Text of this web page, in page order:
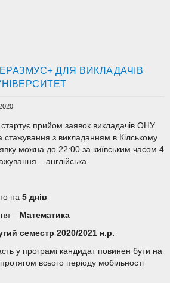
ДЛЯ ВИКЛАДАЧІВ
прийом заявок викладачів ОНУ
стажування з викладанням в Кілському
можна до 22:00 за київським часом 4
– англійська.
на 5 днів
– Математика
ий семестр 2020/2021 н.р.
у програмі кандидат повинен бути на
всього періоду мобільності